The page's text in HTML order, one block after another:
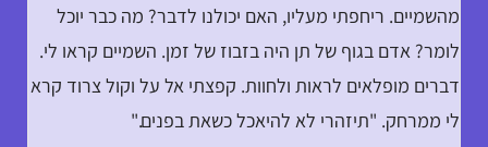
מהשמיים. ריחפתי מעליו, האם יכולנו לדבר? מה כבר יוכל
לומר? אדם בגוף של תן היה בזבוז של זמן. השמיים קראו לי.
דברים מופלאים לראות ולחוות. קפצתי אל על וקול צרוד קרא
לי ממרחק. "תיזהרי לא להיאכל כשאת בפנים."